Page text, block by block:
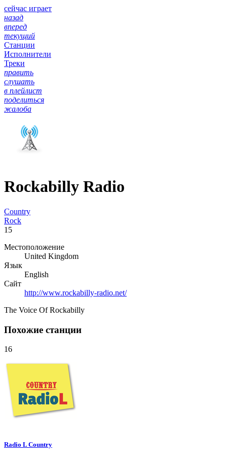
сейчас играет
назад
вперед
текущий
Станции
Исполнители
Треки
править
слушать
в плейлист
поделиться
жалоба
Rockabilly Radio
Country
Rock
15
Местоположение
United Kingdom
Язык
English
Сайт
http://www.rockabilly-radio.net/
The Voice Of Rockabilly
Похожие станции
16
Radio L Country